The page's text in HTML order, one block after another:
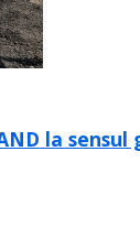
la sensul